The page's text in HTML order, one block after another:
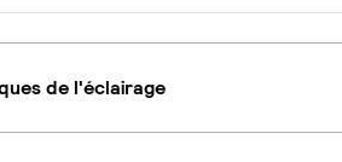
de l'éclairage